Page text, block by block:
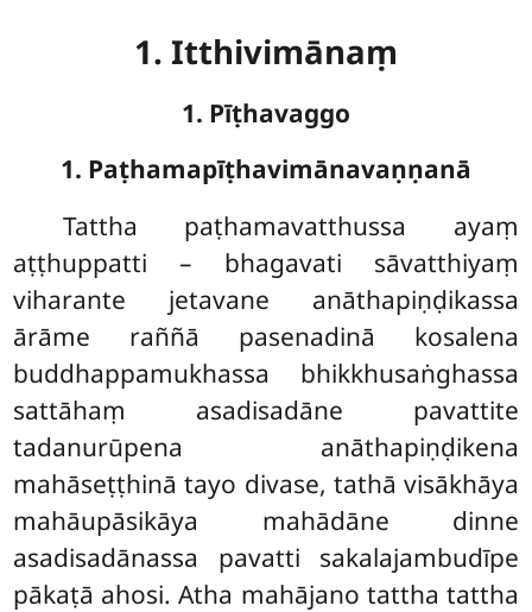
1. Itthivimānaṃ
1. Pīṭhavaggo
1. Paṭhamapīṭhavimānavaṇṇanā
Tattha paṭhamavatthussa ayaṃ
aṭṭhuppatti – bhagavati sāvatthiyaṃ
viharante jetavane anāthapiṇḍikassa
ārāme raññā pasenadinā kosalena
buddhappamukhassa bhikkhusaṅghassa
sattāhaṃ asadisadāne pavattite
tadanurūpena anāthapiṇḍikena
mahāseṭṭhinā tayo divase, tathā visākhāya
mahāupāsikāya mahādāne dinne
asadisadānassa pavatti sakalajambudīpe
pākaṭā ahosi. Atha mahājano tattha tattha